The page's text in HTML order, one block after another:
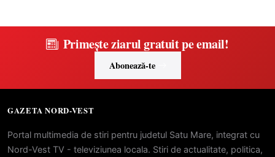
Primește ziarul gratuit pe email!
Abonează-te
GAZETA NORD-VEST
Portal multimedia de stiri pentru judetul Satu Mare, integrat cu
Nord-Vest TV - televiziunea locala. Stiri de actualitate, politica,